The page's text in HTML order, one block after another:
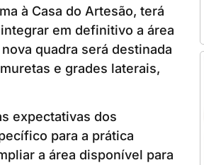
à Casa do Artesão, terá
em definitivo a área
quadra será destinada
e grades laterais,
expectativas dos
para a prática
a área disponível para